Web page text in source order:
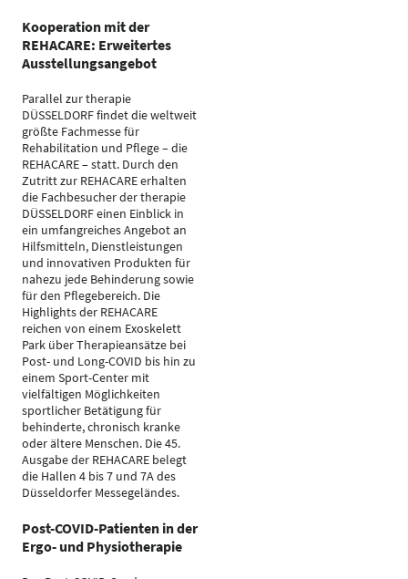
Kooperation mit der
REHACARE: Erweitertes
Ausstellungsangebot
Parallel zur therapie
DÜSSELDORF findet die weltweit
größte Fachmesse für
Rehabilitation und Pflege – die
REHACARE – statt. Durch den
Zutritt zur REHACARE erhalten
die Fachbesucher der therapie
DÜSSELDORF einen Einblick in
ein umfangreiches Angebot an
Hilfsmitteln, Dienstleistungen
und innovativen Produkten für
nahezu jede Behinderung sowie
für den Pflegebereich. Die
Highlights der REHACARE
reichen von einem Exoskelett
Park über Therapieansätze bei
Post- und Long-COVID bis hin zu
einem Sport-Center mit
vielfältigen Möglichkeiten
sportlicher Betätigung für
behinderte, chronisch kranke
oder ältere Menschen. Die 45.
Ausgabe der REHACARE belegt
die Hallen 4 bis 7 und 7A des
Düsseldorfer Messegeländes.
Post-COVID-Patienten in der
Ergo- und Physiotherapie